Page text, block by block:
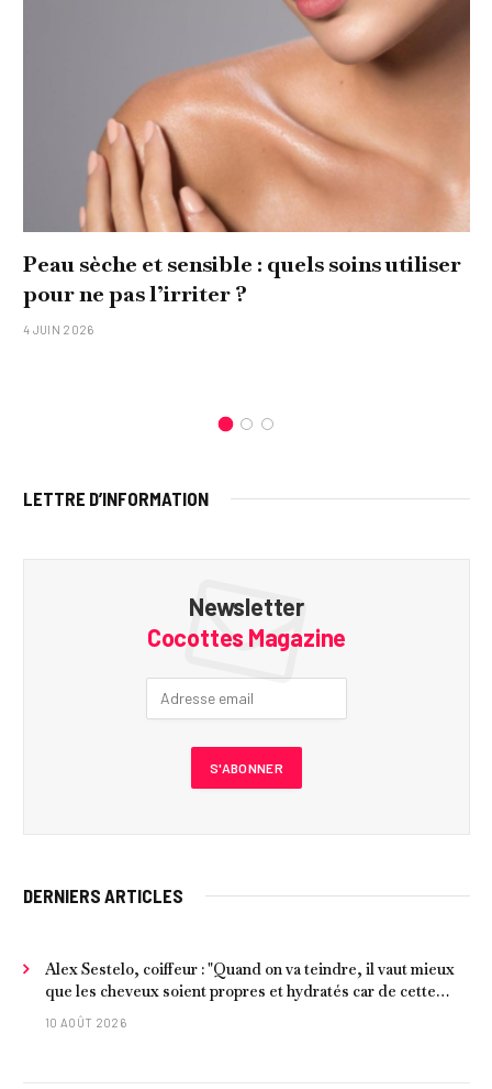
Peau sèche et sensible : quels soins utiliser
pour ne pas l’irriter ?
4 JUIN 2026
LETTRE D’INFORMATION
Newsletter
Cocottes Magazine
DERNIERS ARTICLES
Alex Sestelo, coiffeur : "Quand on va teindre, il vaut mieux
que les cheveux soient propres et hydratés car de cette
façon on égalise la porosité et la couleur est fixée
10 AOÛT 2026